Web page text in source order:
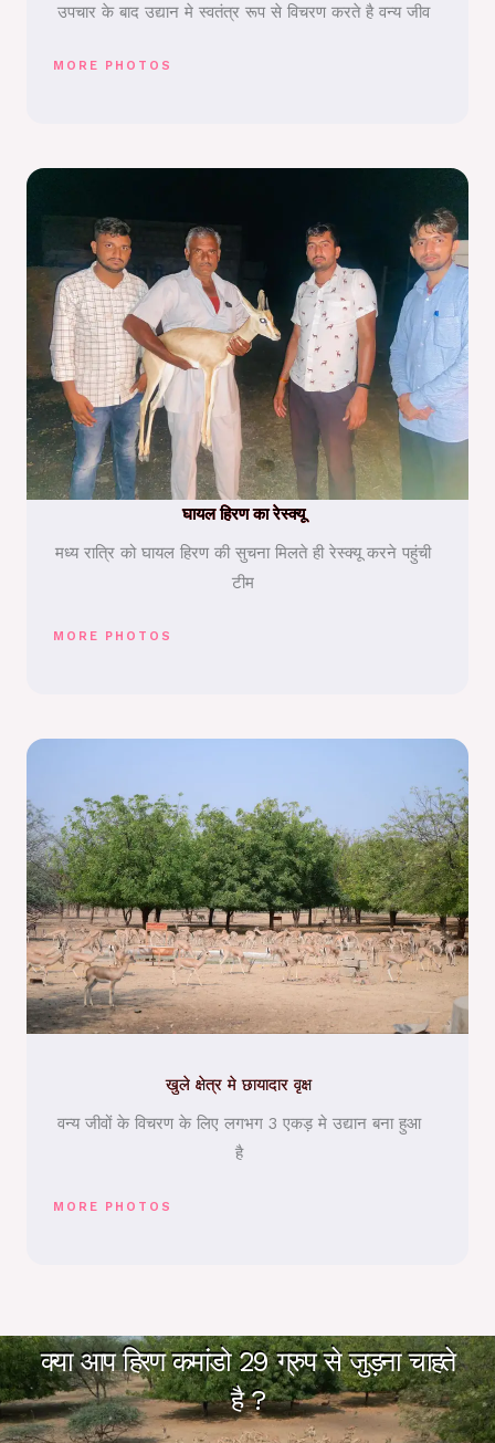
उपचार के बाद उद्यान मे स्वतंत्र रूप से विचरण करते है वन्य जीव
MORE PHOTOS
घायल हिरण का रेस्क्यू
मध्य रात्रि को घायल हिरण की सुचना मिलते ही रेस्क्यू करने पहुंची
टीम
MORE PHOTOS
खुले क्षेत्र मे छायादार वृक्ष
वन्य जीवों के विचरण के लिए लगभग 3 एकड़ मे उद्यान बना हुआ
है
MORE PHOTOS
क्या आप हिरण कमांडो 29 ग्रुप से जुड़ना चाहते
है ?